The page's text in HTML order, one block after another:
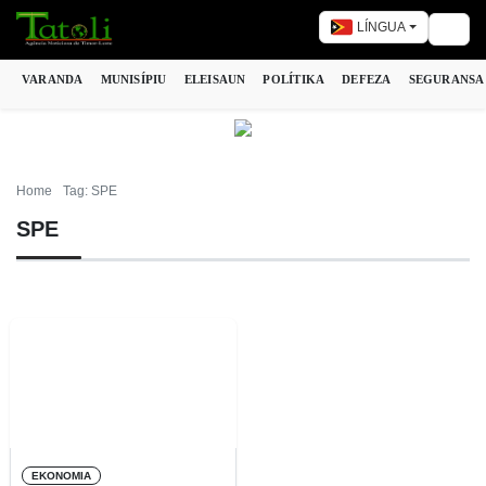
LÍNGUA
VARANDA MUNISÍPIU ELEISAUN POLÍTIKA DEFEZA SEGURANSA
Home Tag: SPE
SPE
EKONOMIA